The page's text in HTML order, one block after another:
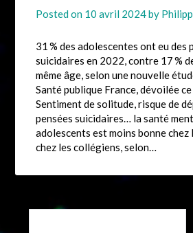
Posted on 10 avril 2024by
31 % des adolescentes ont eu des
suicidaires en 2022, contre 17 %
même âge, selon une nouvelle
Santé publique France, dévoilée
Sentiment de solitude, risque de
pensées suicidaires… la santé
adolescents est moins bonne chez
chez les collégiens, selon…